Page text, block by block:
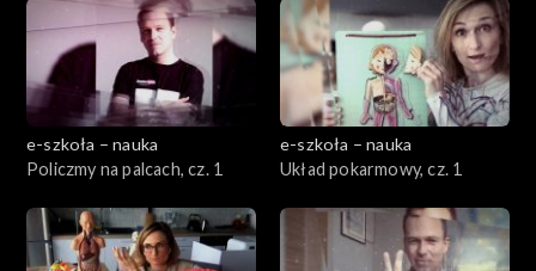
e-szkoła – nauka
Policzmy na palcach, cz. 1
e-szkoła – nauka
Układ pokarmowy, cz. 1